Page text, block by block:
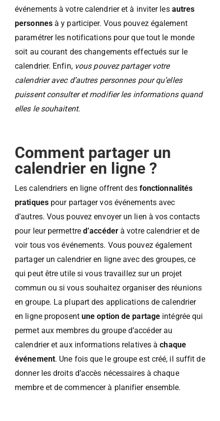
événements à votre calendrier et à inviter les autres
personnesà y participer. Vous pouvez également
paramétrer les notifications pour que tout le monde
soit au courant des changements effectués sur le
calendrier. Enfin, vous pouvez partager votre
calendrier avec d’autres personnes pour qu’elles
puissent consulter et modifier les informations quand
elles le souhaitent.
Comment partager un
calendrier en ligne ?
Les calendriers en ligne offrent des fonctionnalités
pratiquespour partager vos événements avec
d’autres. Vous pouvez envoyer un lien à vos contacts
pour leur permettre d’accéderà votre calendrier et de
voir tous vos événements. Vous pouvez également
partager un calendrier en ligne avec des groupes, ce
qui peut être utile si vous travaillez sur un projet
commun ou si vous souhaitez organiser des réunions
en groupe. La plupart des applications de calendrier
en ligne proposent une option de partage intégrée qui
permet aux membres du groupe d’accéder au
calendrier et aux informations relatives àchaque
événement. Une fois que le groupe est créé, il suffit de
donner les droits d’accès nécessaires à chaque
membre et de commencer à planifier ensemble.